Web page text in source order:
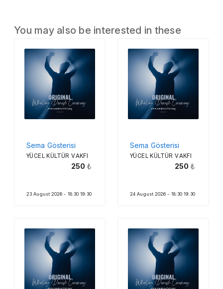
You may also be interested in these
Sema Gösterisi
YÜCEL KÜLTÜR VAKFI
250
23 August 2026 - 18:30 19:30
Sema Gösterisi
YÜCEL KÜLTÜR VAKFI
250
24 August 2026 - 18:30 19:30